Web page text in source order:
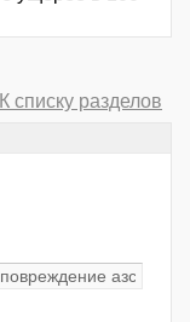
К списку разделов